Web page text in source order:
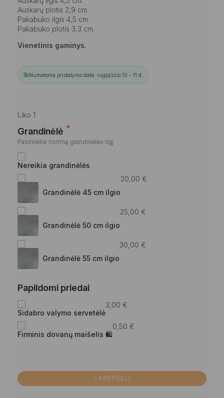
Auskarų plotis 2,9 cm.
Pakabuko ilgis 4,5 cm.
Pakabuko plotis 3,3 cm.
Vienetinis gaminys.
Numatoma pristatymo data: rugpjūčio 10 - 11 d.
Liko 1
Grandinėlė *
Pasirinkite norimą grandinėlės ilgį
Nereikia grandinėlės
Grandinėlė 45 cm ilgio
20,00 €
Grandinėlė 50 cm ilgio
25,00 €
Grandinėlė 55 cm ilgio
30,00 €
Papildomi priedai
Sidabro valymo servetėlė
3,00 €
Firminis dovanų maišelis 🛍
0,50 €
Į KREPŠELĮ